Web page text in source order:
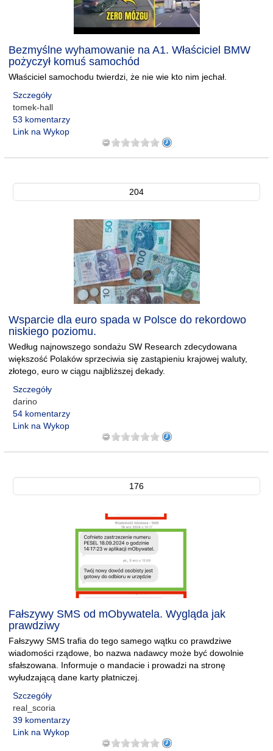
Bezmyślne wyhamowanie na A1. Właściciel BMW
pożyczył komuś samochód
Właściciel samochodu twierdzi, że nie wie kto nim jechał.
Szczegóły
tomek-hall
53 komentarzy
Link na Wykop
204
Wsparcie dla euro spada w Polsce do rekordowo
niskiego poziomu.
Według najnowszego sondażu SW Research zdecydowana
większość Polaków sprzeciwia się zastąpieniu krajowej waluty,
złotego, euro w ciągu najbliższej dekady.
Szczegóły
darino
54 komentarzy
Link na Wykop
176
Fałszywy SMS od mObywatela. Wygląda jak
prawdziwy
Fałszywy SMS trafia do tego samego wątku co prawdziwe
wiadomości rządowe, bo nazwa nadawcy może być dowolnie
sfałszowana. Informuje o mandacie i prowadzi na stronę
wyłudzającą dane karty płatniczej.
Szczegóły
real_scoria
39 komentarzy
Link na Wykop